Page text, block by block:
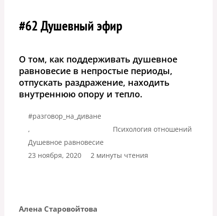
#62 Душевный эфир
О том, как поддерживать душевное
равновесие в непростые периоды,
отпускать раздражение, находить
внутреннюю опору и тепло.
#разговор_на_диване
,
Душевное равновесие
Психология отношений
23 ноября, 2020 2 минуты чтения
Алена Старовойтова